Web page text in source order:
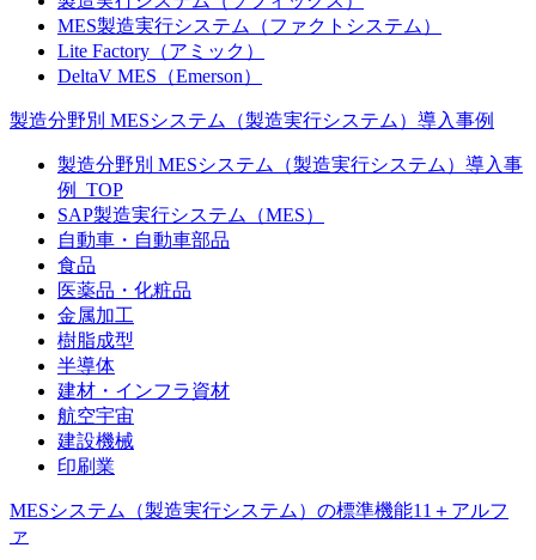
MES製造実行システム（ファクトシステム）
Lite Factory（アミック）
DeltaV MES（Emerson）
製造分野別 MESシステム（製造実行システム）導入事例
製造分野別 MESシステム（製造実行システム）導入事
例_TOP
SAP製造実行システム（MES）
自動車・自動車部品
食品
医薬品・化粧品
金属加工
樹脂成型
半導体
建材・インフラ資材
航空宇宙
建設機械
印刷業
MESシステム（製造実行システム）の標準機能11＋アルフ
ァ